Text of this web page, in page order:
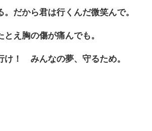
だから君は行くんだ微笑んで。
え胸の傷が痛んでも。
け！ みんなの夢、守るため。